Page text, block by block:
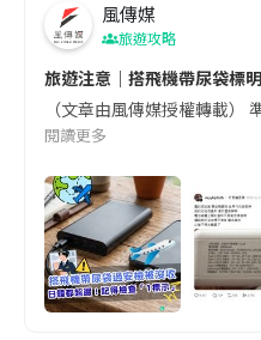
風傳媒
旅遊攻略
旅遊注意｜搭飛機帶尿袋標
（文章由風傳媒授權轉載
閱讀更多